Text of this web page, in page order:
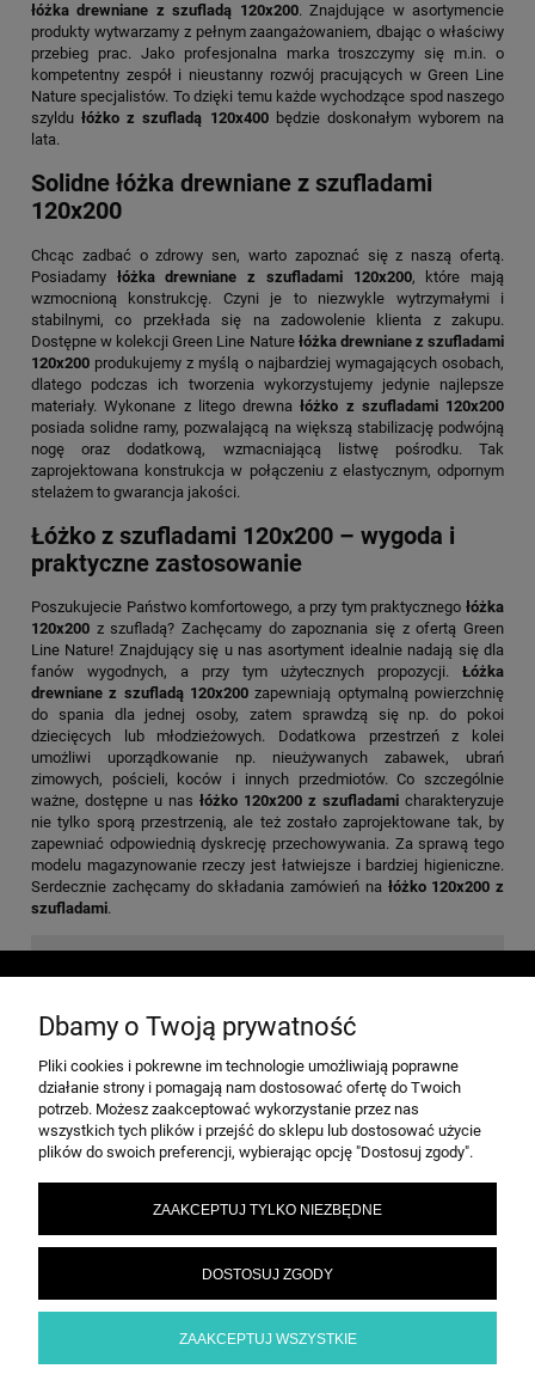
łóżka drewniane z szufladą 120x200. Znajdujące w asortymencie
produkty wytwarzamy z pełnym zaangażowaniem, dbając o właściwy
przebieg prac. Jako profesjonalna marka troszczymy się m.in. o
kompetentny zespół i nieustanny rozwój pracujących w Green Line
Nature specjalistów. To dzięki temu każde wychodzące spod naszego
szyldułóżko z szufladą 120x400będzie doskonałym wyborem na
lata.
Solidne łóżka drewniane z szufladami
120x200
Chcąc zadbać o zdrowy sen, warto zapoznać się z naszą ofertą.
Posiadamy łóżka drewniane z szufladami 120x200, które mają
wzmocnioną konstrukcję. Czyni je to niezwykle wytrzymałymi i
stabilnymi, co przekłada się na zadowolenie klienta z zakupu.
Dostępne w kolekcji Green Line Nature łóżka drewniane z szufladami
120x200 produkujemy z myślą o najbardziej wymagających osobach,
dlatego podczas ich tworzenia wykorzystujemy jedynie najlepsze
materiały. Wykonane z litego drewnałóżko z szufladami 120x200
posiada solidne ramy, pozwalającą na większą stabilizację podwójną
nogę oraz dodatkową, wzmacniającą listwę pośrodku. Tak
zaprojektowana konstrukcja w połączeniu z elastycznym, odpornym
stelażem to gwarancja jakości.
Łóżko z szufladami 120x200 – wygoda i
praktyczne zastosowanie
Poszukujecie Państwo komfortowego, a przy tym praktycznego łóżka
120x200 z szufladą? Zachęcamy do zapoznania się z ofertą Green
Line Nature! Znajdujący się u nas asortyment idealnie nadają się dla
fanów wygodnych, a przy tym użytecznych propozycji. Łóżka
drewniane z szufladą 120x200 zapewniają optymalną powierzchnię
do spania dla jednej osoby, zatem sprawdzą się np. do pokoi
dziecięcych lub młodzieżowych. Dodatkowa przestrzeń z kolei
umożliwi uporządkowanie np. nieużywanych zabawek, ubrań
zimowych, pościeli, koców i innych przedmiotów. Co szczególnie
ważne, dostępne u nas łóżko 120x200 z szufladami charakteryzuje
nie tylko sporą przestrzenią, ale też zostało zaprojektowane tak, by
zapewniać odpowiednią dyskrecję przechowywania. Za sprawą tego
modelu magazynowanie rzeczy jest łatwiejsze i bardziej higieniczne.
Serdecznie zachęcamy do składania zamówień na łóżko 120x200 z
szufladami.
MOJE KONTO
PŁATNOŚCI I DOSTAWA
INFORMACJE
Dbamy o Twoją prywatność
Pliki cookies i pokrewne im technologie umożliwiają poprawne
działanie strony i pomagają nam dostosować ofertę do Twoich
potrzeb. Możesz zaakceptować wykorzystanie przez nas
wszystkich tych plików i przejść do sklepu lub dostosować użycie
plików do swoich preferencji, wybierając opcję "Dostosuj zgody".
ZAAKCEPTUJ TYLKO NIEZBĘDNE
DOSTOSUJ ZGODY
ZAAKCEPTUJ WSZYSTKIE